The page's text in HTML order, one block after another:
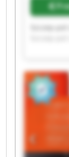
Szczep-
Szczep-
Szczep-pol
Szczep-